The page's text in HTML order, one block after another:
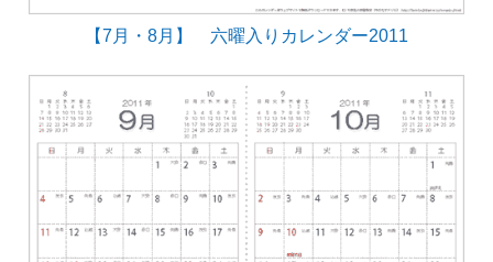
【7月・8月】 六曜入りカレンダー2011